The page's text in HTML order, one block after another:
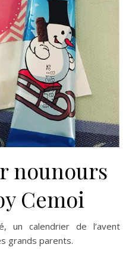
nounours
Cemoi
un calendrier de l’avent
grands parents.